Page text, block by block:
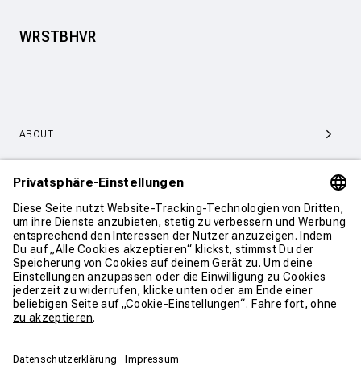
WRSTBHVR
ABOUT
SERVICE & SUPPORT
KONTAKT